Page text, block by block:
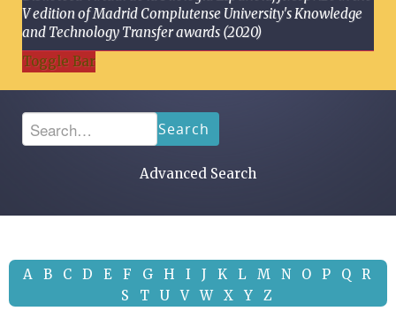
V edition of Madrid Complutense University's Knowledge
and Technology Transfer awards (2020)
Toggle Bar
Search
Advanced Search
A B C D E F G H I J K L M N O P Q
R
S
T U V W X Y Z